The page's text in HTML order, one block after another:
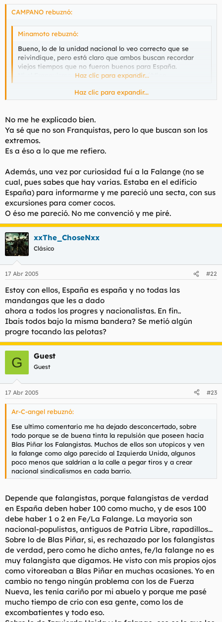
Karma.
CAMPANO rebuznó:
Minamoto rebuznó:
Bueno, lo de la unidad nacional lo veo correcto que se
reivindique, pero está claro que ambos buscan recordar
viejos tiempos que no fueron buenos para España.
Ni el Franquismo ni mucho menos la República.
Haz clic para expandir...
Muchacho, FE/La Falange no buscaba recordar los tiempos del
hablases de los jovenzuelos de AJE, pero hablamos de La
Falange.
Haz clic para expandir...
No me he explicado bien.
Ya sé que no son Franquistas, pero lo que buscan son los
extremos.
Es a éso a lo que me refiero.
Además, una vez por curiosidad fuí a la Falange (no se
cual, pues sabes que hay varias. Estaba en el edificio
España) para informarme y me pareció una secta, con sus
excursiones para comer cocos.
O éso me pareció. No me convenció y me piré.
xxThe_ChoseNxx
Clásico
17 Abr 2005 #22
Estoy con ellos, España es españa y no todas las
mandangas que les a dado
ahora a todos los progres y nacionalistas. En fin..
Ibais todos bajo la misma bandera? Se metió algún
progre tocando las pelotas?
G Guest
Guest
17 Abr 2005 #23
Ar-C-angel rebuznó:
Ese ultimo comentario me ha dejado desconcertado, sobre
todo porque se de buena tinta la repulsión que poseen hacia
Blas Piñar los Falangistas. Muchos de ellos son utopicos y ven
la falange como algo parecido al Izquierda Unida, algunos
poco menos que saldrian a la calle a pegar tiros y a crear
nacional sindicalismos en cada barrio.
Depende que falangistas, porque falangistas de verdad
en España deben haber 100 como mucho, y de esos 100
debe haber 1 o 2 en Fe/La Falange. La mayoria son
nacional-populistas, antiguos de Patria Libre, rapadillos...
Sobre lo de Blas Piñar, si, es rechazado por los falangistas
de verdad, pero como he dicho antes, fe/la falange no es
muy falangista que digamos. He visto con mis propios ojos
como vitoreaban a Blas Piñar en muchas ocasiones. Yo en
cambio no tengo ningún problema con los de Fuerza
Nueva, les tenía cariño por mi abuelo y porque me pasé
mucho tiempo de crio con esa gente, como los de
excombatientes y todo eso.